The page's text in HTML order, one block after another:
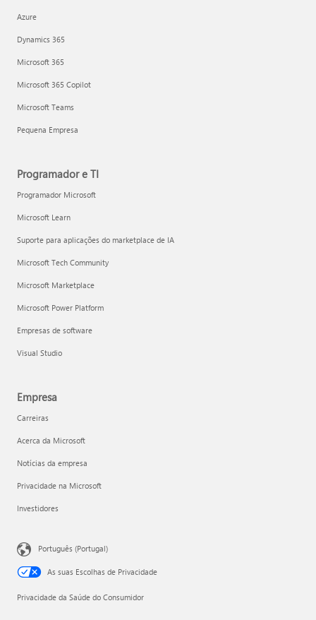
Azure
Dynamics 365
Microsoft 365
Microsoft 365 Copilot
Microsoft Teams
Pequena Empresa
Programador e TI
Programador Microsoft
Microsoft Learn
Suporte para aplicações do marketplace de IA
Microsoft Tech Community
Microsoft Marketplace
Microsoft Power Platform
Empresas de software
Visual Studio
Empresa
Carreiras
Acerca da Microsoft
Notícias da empresa
Privacidade na Microsoft
Investidores
Português (Portugal)
As suas Escolhas de Privacidade
Privacidade da Saúde do Consumidor